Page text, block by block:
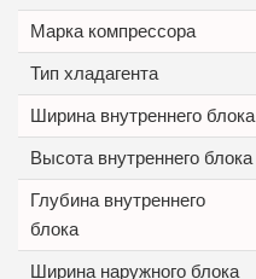
Марка компрессора
Тип хладагента
Ширина внутреннего блока
Высота внутреннего блока
Глубина внутреннего
блока
Ширина наружного блока